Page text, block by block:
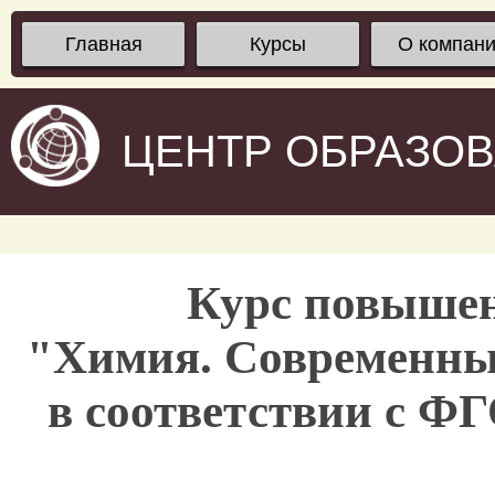
Главная Курсы О
ЦЕНТР
Курс
"Химия.
в соответствии с